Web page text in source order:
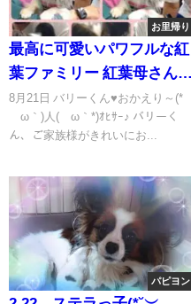
お里帰り
最高に可愛いパワフルな紅
葉ファミリー 紅葉母さん&
バリーくん♥️親子の再会
8月21日 バリーくん♥️おかえり～(*
´ω｀)人(´ω｀*)ｵﾋｻｰ♪ バリーく
ん、ご家族様がきれいにお...
パピヨン